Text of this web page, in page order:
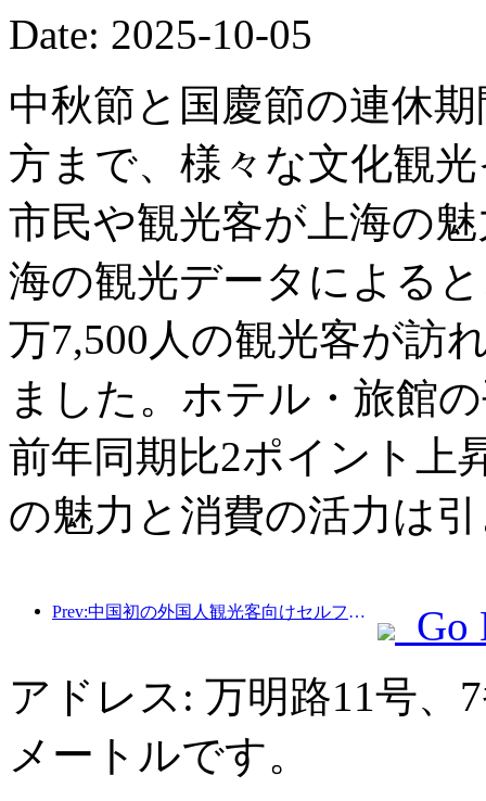
Date: 2025-10-05
中秋節と国慶節の連休
方まで、様々な文化観
市民や観光客が上海の
海の観光データによる
万7,500人の観光客が訪
ました。ホテル・旅館
前年同期比2ポイント上
の魅力と消費の活力は
Prev:中国初の外国人観光客向けセルフサービス文化観光消費システムが上海で開始
Go
アドレス: 万明路11号、
メートルです。